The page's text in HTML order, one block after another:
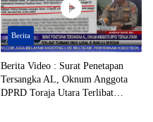
Berita
Berita Video : Surat Penetapan
Tersangka AL, Oknum Anggota
DPRD Toraja Utara Terlibat